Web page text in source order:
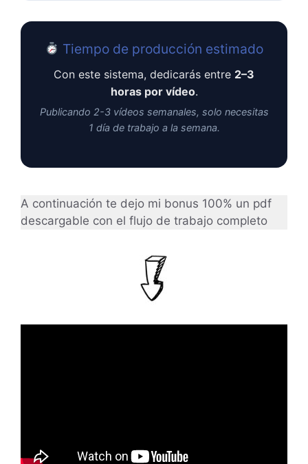
Tiempo de producción estimado
Con este sistema, dedicarás entre 2–3
horas por vídeo.
Publicando 2-3 vídeos semanales, solo necesitas
1 día de trabajo a la semana.
A continuación te dejo mi bonus 100% un pdf
descargable con el flujo de trabajo completo